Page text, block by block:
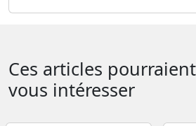
Ces articles
vous intéresser